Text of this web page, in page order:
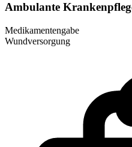
Ambulante
Medikamentengabe
Wundversorgung